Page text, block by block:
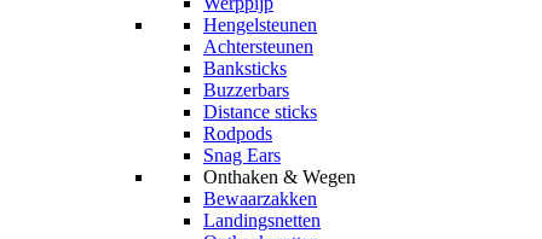
Hengelsteunen
Achtersteunen
Banksticks
Buzzerbars
Distance sticks
Rodpods
Snag Ears
Onthaken & Wegen
Bewaarzakken
Landingsnetten